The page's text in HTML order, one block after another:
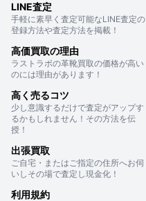
LINE査定
手軽に素早く査定可能なLINE査定の
登録方法や査定方法を掲載！
高価買取の理由
ラストラボの革靴買取の価格が高い
のには理由があります！
高く売るコツ
少し意識するだけで査定がアップす
るかもしれません！その方法を伝
授！
出張買取
ご自宅・またはご指定の住所へお伺
いしその場で査定し現金化！
利用規約